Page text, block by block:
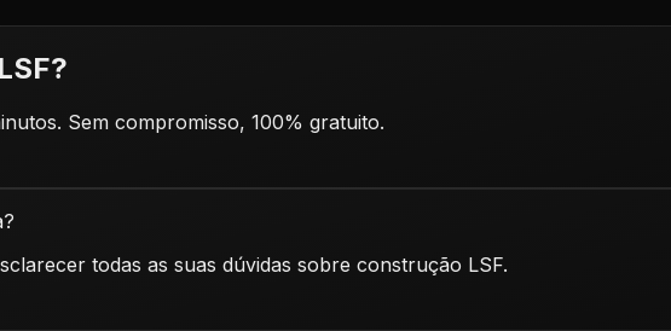
Sem compromisso, 100% gratuito.
todas as suas dúvidas sobre construção LSF.